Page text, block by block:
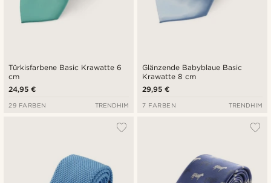
Türkisfarbene Basic Krawatte 6
cm
24,95 €
29 FARBEN TRENDHIM
Glänzende Babyblaue Basic
Krawatte 8 cm
29,95 €
7 FARBEN TRENDHIM